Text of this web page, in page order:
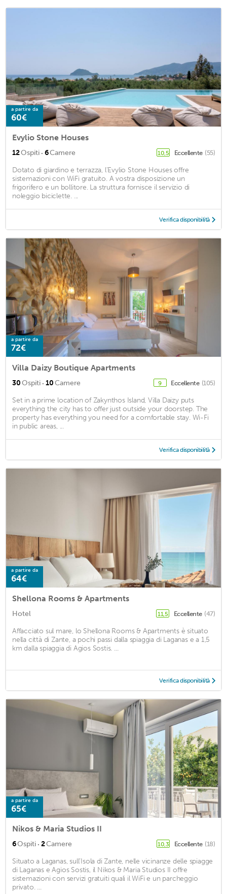
a partire da
60€
Evylio Stone Houses
12Ospiti · 6Camere 10,5 Eccellente (55)
Dotato di giardino e terrazza, l'Evylio Stone Houses offre
sistemazioni con WiFi gratuito. A vostra disposizione un
frigorifero e un bollitore. La struttura fornisce il servizio di
noleggio biciclette. ...
Verifica disponibilità
a partire da
72€
Villa Daizy Boutique Apartments
30Ospiti · 10Camere 9 Eccellente (105)
Set in a prime location of Zakynthos Island, Villa Daizy puts
everything the city has to offer just outside your doorstep. The
property has everything you need for a comfortable stay. Wi-Fi
in public areas, ...
Verifica disponibilità
a partire da
64€
Shellona Rooms & Apartments
Hotel 11,5 Eccellente (47)
Affacciato sul mare, lo Shellona Rooms & Apartments è situato
nella città di Zante, a pochi passi dalla spiaggia di Laganas e a 1,5
km dalla spiaggia di Agios Sostis. ...
Verifica disponibilità
a partire da
65€
Nikos & Maria Studios II
6Ospiti · 2Camere 10,3 Eccellente (18)
Situato a Laganas, sull’Isola di Zante, nelle vicinanze delle spiagge
di Laganas e Agios Sostis, il Nikos & Maria Studios II offre
sistemazioni con servizi gratuiti quali il WiFi e un parcheggio
privato. ...